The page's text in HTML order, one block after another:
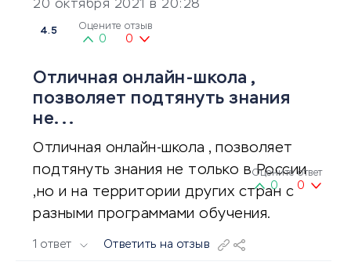
20 октября 2021 в 20:28
4.5 Оцените отзыв
0 0
Отличная онлайн-школа ,
позволяет подтянуть знания
не...
Отличная онлайн-школа , позволяет
подтянуть знания не только в России
,но и на территории других стран с
разными программами обучения.
1 ответ Ответить на отзыв
Оцените ответ
0 0